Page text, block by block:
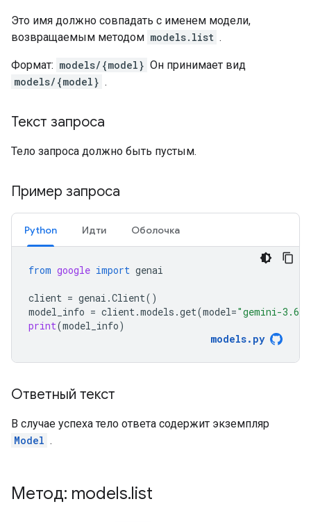
Это имя должно совпадать с именем модели,
возвращаемым методом models.list .
Формат: models/{model} Он принимает вид
models/{model} .
Текст запроса
Тело запроса должно быть пустым.
Пример запроса
Python Идти Оболочка
from google import genai
client = genai .Client()
model_info = client.models .get(model="gemini-3.6-
print(model_info)
models. py
Ответный текст
В случае успеха тело ответа содержит экземпляр
Model .
Метод: models.list